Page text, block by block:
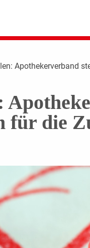
Apothekerverband
für die